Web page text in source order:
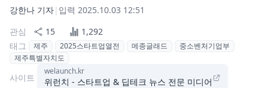
강한나 기자| 입력 2025.10.03 12:51
관심
15
1,292
태그
제주 2025스타트업열전 메종글래드
중소벤처기업부
제주특별자치도
사이트
welaunch.kr
위런치 - 스타트업 & 딥테크 뉴스 전문 미디어